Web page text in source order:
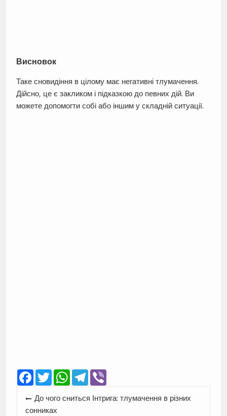
Висновок
Таке сновидіння в цілому має негативні тлумачення.
Дійсно, це є закликом і підказкою до певних дій. Ви
можете допомогти собі або іншим у складній ситуації.
Facebook
TwitterWhatsApp
Telegram
Viber
Навігація
записів
До чого сниться Інтрига: тлумачення в різних
сонниках